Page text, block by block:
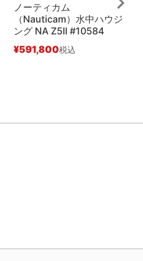
ノーティカム
（Nauticam）水中ハウジ
ング NA Z5II #10584
¥591,800税込